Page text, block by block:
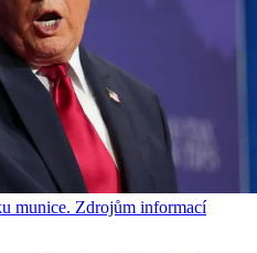
munice. Zdrojům informací